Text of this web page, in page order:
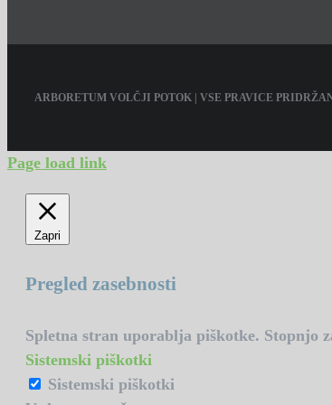
ARBORETUM VOLČJI POTOK | VSE PRAVICE
Page load link
Zapri
Pregled zasebnosti
Spletna stran uporablja piškotke. Stopnjo
Sistemski piškotki
Sistemski piškotki